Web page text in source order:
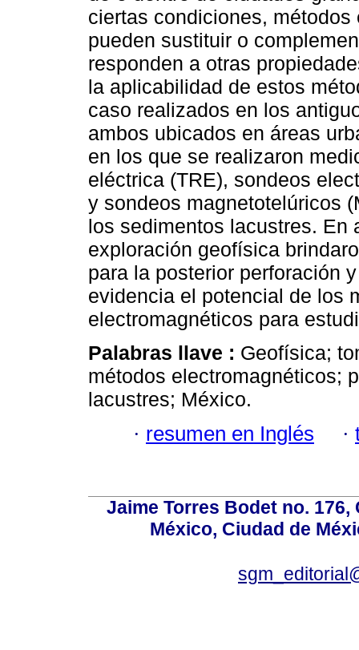
ciertas condiciones,
pueden sustituir o
responden a otras
la aplicabilidad de estos
caso realizados en los
ambos ubicados en áreas
en los que se realizaron
eléctrica (TRE), sondeos
y sondeos magnetotelúricos
los sedimentos lacustres. En
exploración geofísica
para la posterior perforación
evidencia el potencial de los
electromagnéticos para
Palabras llave : Geofísica;
métodos electromagnéticos;
lacustres; México.
· resumen en Inglés ·
Jaime Torres Bodet no. 176,
México, Ciudad de